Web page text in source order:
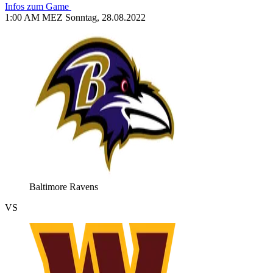
Infos zum Game
1:00 AM MEZ Sonntag, 28.08.2022
Baltimore Ravens
VS